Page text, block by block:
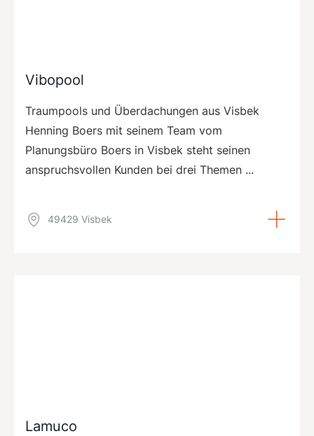
Vibopool
Traumpools und Überdachungen aus Visbek
Henning Boers mit seinem Team vom
Planungsbüro Boers in Visbek steht seinen
anspruchsvollen Kunden bei drei Themen ...
49429 Visbek
Lamuco